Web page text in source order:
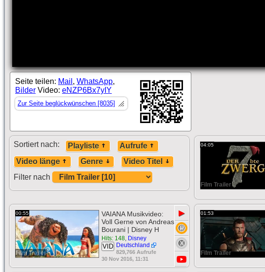
Seite teilen: Mail , WhatsApp,
Bilder Video: eNZP6Bx7yIY
Zur Seite beglückwünschen [8035]
Sortiert nach: Playliste
Aufrufe
Video länge
Genre
Video Titel
Filter nach
04:05
Film Trailer
00:55
Film Trailer
VAIANA Musikvideo:
Voll Gerne von Andreas
Bourani | Disney H
Hits: 148, Disney
Deutschland
VID
829,766 Aufrufe
30 Nov 2016, 11:31
▶ 01:53
Film Trailer